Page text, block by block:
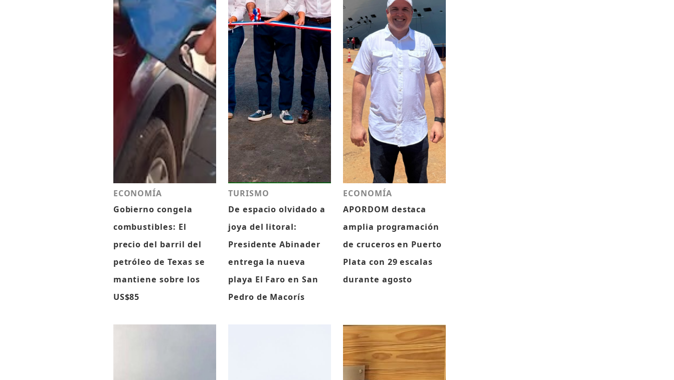
ECONOMÍA
Gobierno congela
combustibles: El
precio del barril del
petróleo de Texas se
mantiene sobre los
US$85
TURISMO
De espacio olvidado a
joya del litoral:
Presidente Abinader
entrega la nueva
playa El Faro en San
Pedro de Macorís
ECONOMÍA
APORDOM destaca
amplia programación
de cruceros en Puerto
Plata con 29 escalas
durante agosto